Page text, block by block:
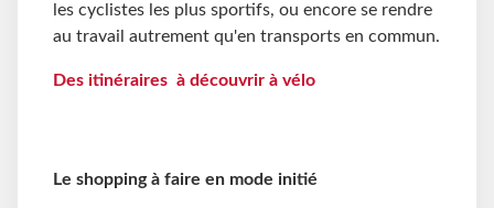
les cyclistes les plus sportifs, ou encore se rendre
au travail autrement qu'en transports en commun.
Des itinéraires à découvrir à vélo
Le shopping à faire en mode initié